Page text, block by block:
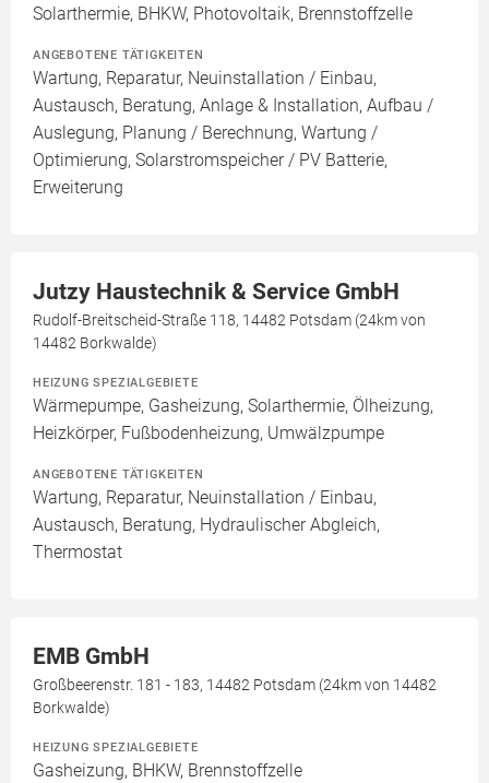
Solarthermie, BHKW, Photovoltaik, Brennstoffzelle
ANGEBOTENE TÄTIGKEITEN
Wartung, Reparatur, Neuinstallation / Einbau,
Austausch, Beratung, Anlage & Installation, Aufbau /
Auslegung, Planung / Berechnung, Wartung /
Optimierung, Solarstromspeicher / PV Batterie,
Erweiterung
Jutzy Haustechnik & Service GmbH
Rudolf-Breitscheid-Straße 118, 14482 Potsdam (24km von
14482 Borkwalde)
HEIZUNG SPEZIALGEBIETE
Wärmepumpe, Gasheizung, Solarthermie, Ölheizung,
Heizkörper, Fußbodenheizung, Umwälzpumpe
ANGEBOTENE TÄTIGKEITEN
Wartung, Reparatur, Neuinstallation / Einbau,
Austausch, Beratung, Hydraulischer Abgleich,
Thermostat
EMB GmbH
Großbeerenstr. 181 - 183, 14482 Potsdam (24km von 14482
Borkwalde)
HEIZUNG SPEZIALGEBIETE
Gasheizung, BHKW, Brennstoffzelle